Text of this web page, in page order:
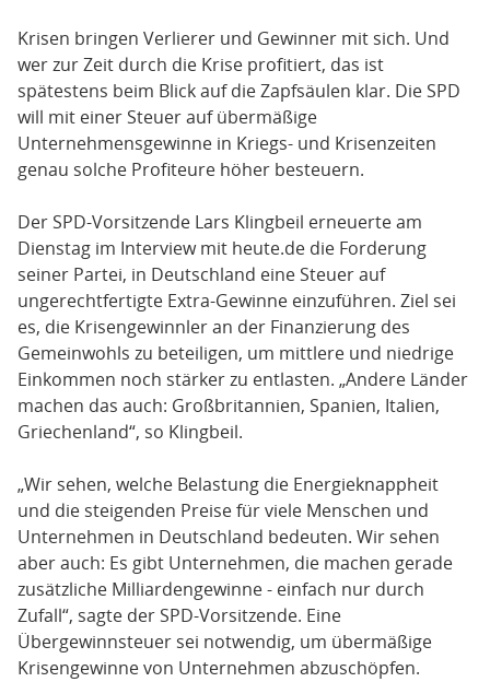
Krisen bringen Verlierer und Gewinner mit sich. Und
wer zur Zeit durch die Krise profitiert, das ist
spätestens beim Blick auf die Zapfsäulen klar. Die SPD
will mit einer Steuer auf übermäßige
Unternehmensgewinne in Kriegs- und Krisenzeiten
genau solche Profiteure höher besteuern.
Der SPD-Vorsitzende Lars Klingbeil erneuerte am
Dienstag im Interview mit heute.de die Forderung
seiner Partei, in Deutschland eine Steuer auf
ungerechtfertigte Extra-Gewinne einzuführen. Ziel sei
es, die Krisengewinnler an der Finanzierung des
Gemeinwohls zu beteiligen, um mittlere und niedrige
Einkommen noch stärker zu entlasten. „Andere Länder
machen das auch: Großbritannien, Spanien, Italien,
Griechenland“, so Klingbeil.
„Wir sehen, welche Belastung die Energieknappheit
und die steigenden Preise für viele Menschen und
Unternehmen in Deutschland bedeuten. Wir sehen
aber auch: Es gibt Unternehmen, die machen gerade
zusätzliche Milliardengewinne - einfach nur durch
Zufall“, sagte der SPD-Vorsitzende. Eine
Übergewinnsteuer sei notwendig, um übermäßige
Krisengewinne von Unternehmen abzuschöpfen.